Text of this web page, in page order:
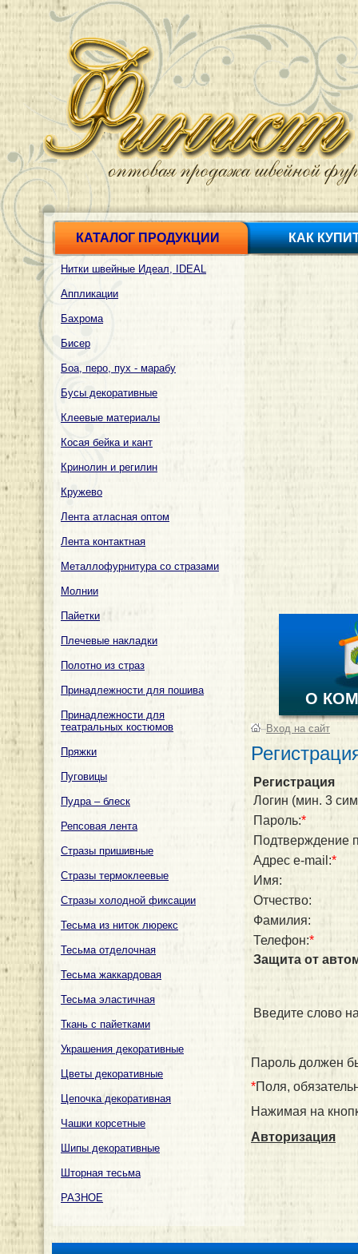
КАТАЛОГ ПРОДУКЦИИ КАК
Нитки швейные Идеал, IDEAL
Аппликации
Бахрома
Бисер
Боа, перо, пух - марабу
Бусы декоративные
Клеевые материалы
Косая бейка и кант
Кринолин и регилин
Кружево
Лента атласная оптом
Лента контактная
Металлофурнитура со стразами
Молнии
Пайетки
Плечевые накладки
Полотно из страз
Принадлежности для пошива
Принадлежности для
театральных костюмов
Пряжки
Пуговицы
Пудра – блеск
Репсовая лента
Стразы пришивные
Стразы термоклеевые
Стразы холодной фиксации
Тесьма из ниток люрекс
Тесьма отделочная
Тесьма жаккардовая
Тесьма эластичная
Ткань с пайетками
Украшения декоративные
Цветы декоративные
Цепочка декоративная
Чашки корсетные
Шипы декоративные
Шторная тесьма
РАЗНОЕ
О
–Вход на сайт
Регистрация
Логин (мин. 3
Пароль:*
Подтверждение
Адрес e-mail:*
Имя:
Отчество:
Фамилия:
Телефон:*
Защита от
Введите слово
Пароль должен
*Поля,
Нажимая на
Авторизация